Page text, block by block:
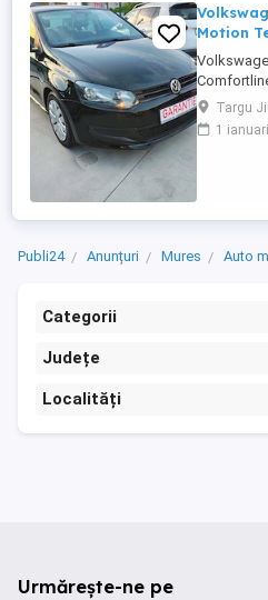
Motion
motorizare
manuală.
foarte
Targu
1
Publi24 Anunțuri Mures Auto
Categorii
Județe
Localități
Urmărește-ne pe